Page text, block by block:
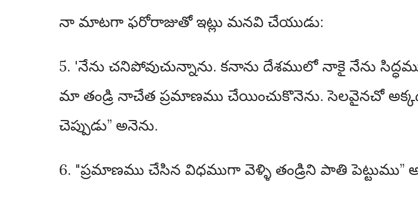
నా మాటగా ఫరోరాజుతో ఇట్లు మనవి చేయుడు:
5. 'నేను చనిపోవుచున్నాను. కనాను దేశములో నాకై నేను
మా తండ్రి నాచేత ప్రమాణము చేయించుకొనెను. సెలవైనచో
చెప్పుడు” అనెను.
6. "ప్రమాణము చేసిన విధముగా వెళ్ళి తండ్రిని పాతి పెట్టుము”